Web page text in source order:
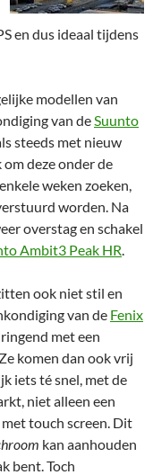
en dus ideaal tijdens
modellen van
van deSuunto
steeds met nieuw
deze onder de
weken zoeken,
worden. Na
overstag en schakel
Ambit3 Peak HR.
ook niet stil en
van de Fenix
met een
komen dan ook vrij
iets té snel, met de
niet alleen een
touch screen. Dit
kan aanhouden
bent. Toch